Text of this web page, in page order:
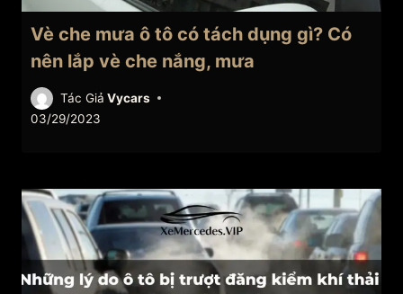
Vè che mưa ô tô có tách dụng gì? Có
nên lắp vè che nắng, mưa
Tác Giả Vycars
03/29/2023